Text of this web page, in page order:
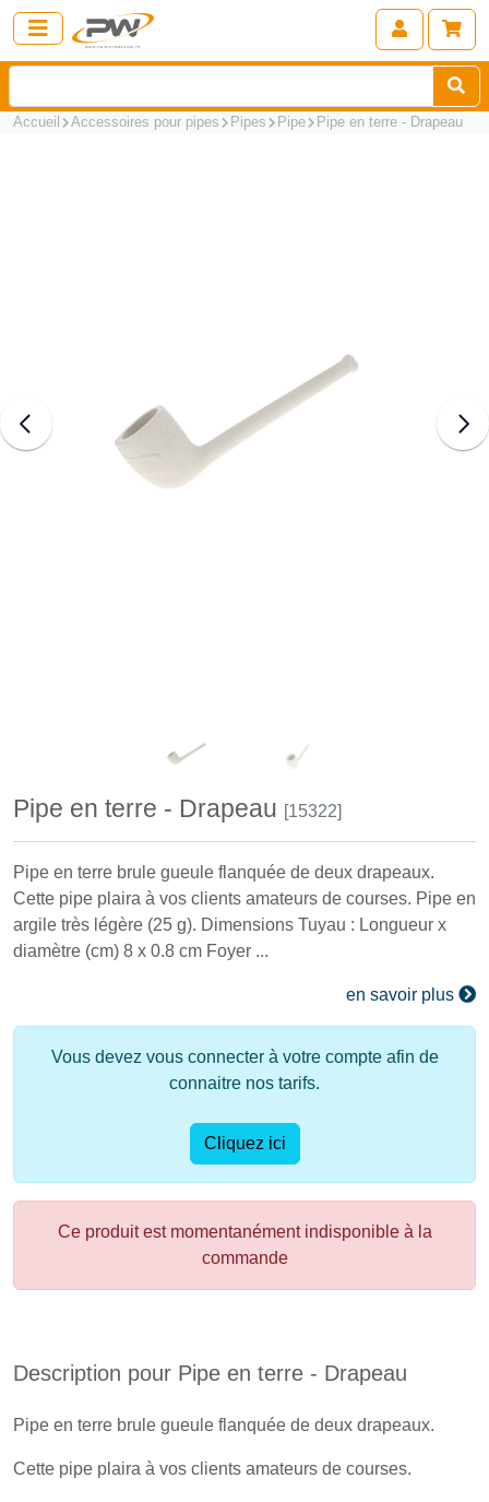
Accueil Accessoires pour pipes Pipes Pipe Pipe en terre - Drapeau
Pipe en terre - Drapeau [15322]
Pipe en terre brule gueule flanquée de deux drapeaux.
Cette pipe plaira à vos clients amateurs de courses. Pipe en
argile très légère (25 g). Dimensions Tuyau : Longueur x
diamètre (cm) 8 x 0.8 cm Foyer ...
en savoir plus
Vous devez vous connecter à votre compte afin de
connaitre nos tarifs.
Cliquez ici
Ce produit est momentanément indisponible à la
commande
Description pour Pipe en terre - Drapeau
Pipe en terre brule gueule flanquée de deux drapeaux.
Cette pipe plaira à vos clients amateurs de courses.